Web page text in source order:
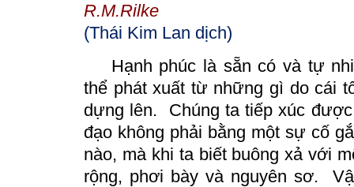
R.M.Rilke
(Thái Kim Lan dịch)
Hạnh phúc là sẵn có và tự
thể phát xuất từ những gì do cái
dựng lên. Chúng ta tiếp xúc
đạo không phải bằng một sự cố
nào, mà khi ta biết buông xả với
rộng, phơi bày và nguyên sơ.